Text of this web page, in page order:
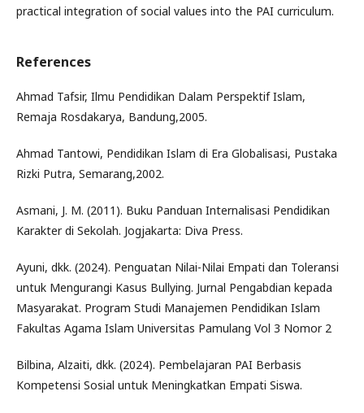
practical integration of social values into the PAI curriculum.
References
Ahmad Tafsir, Ilmu Pendidikan Dalam Perspektif Islam,
Remaja Rosdakarya, Bandung,2005.
Ahmad Tantowi, Pendidikan Islam di Era Globalisasi, Pustaka
Rizki Putra, Semarang,2002.
Asmani, J. M. (2011). Buku Panduan Internalisasi Pendidikan
Karakter di Sekolah. Jogjakarta: Diva Press.
Ayuni, dkk. (2024). Penguatan Nilai-Nilai Empati dan Toleransi
untuk Mengurangi Kasus Bullying. Jurnal Pengabdian kepada
Masyarakat. Program Studi Manajemen Pendidikan Islam
Fakultas Agama Islam Universitas Pamulang Vol 3 Nomor 2
Bilbina, Alzaiti, dkk. (2024). Pembelajaran PAI Berbasis
Kompetensi Sosial untuk Meningkatkan Empati Siswa.